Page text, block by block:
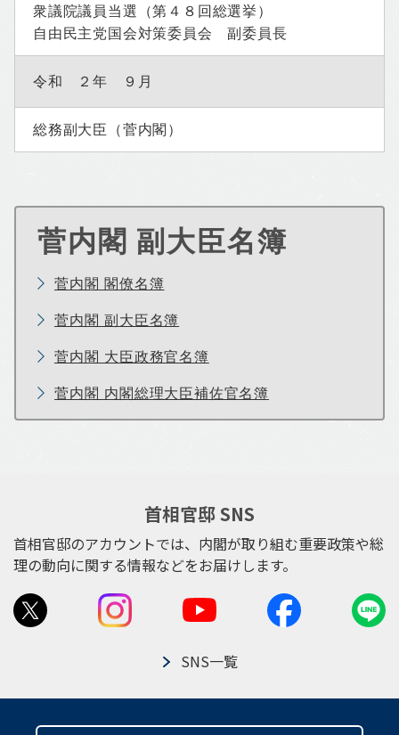
衆議院議員当選（第４８回総選挙）
自由民主党国会対策委員会 副委員長
令和 ２年 ９月
総務副大臣（菅内閣）
菅内閣 副大臣名簿
菅内閣 閣僚名簿
菅内閣 副大臣名簿
菅内閣 大臣政務官名簿
菅内閣 内閣総理大臣補佐官名簿
首相官邸 SNS
首相官邸のアカウントでは、内閣が取り組む重要政策や総
理の動向に関する情報などをお届けします。
SNS一覧